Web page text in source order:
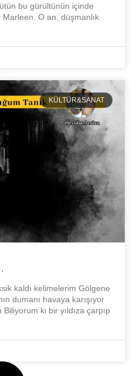
bu gürültünün içinde
O an, düşmanlık
KÜLTÜR&SANAT
kaldı kelimelerim Gölgene
dumanı havaya karışıyor
ki bir yıldıza çarpıp